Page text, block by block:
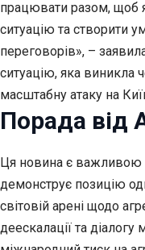
працювати разом, щоб
ситуацію та створити
переговорів», –
ситуацію, яка виникла
масштабну атаку на
Порада від
Ця новина є важливою
демонструє позицію
світовій арені щодо
деескалації та